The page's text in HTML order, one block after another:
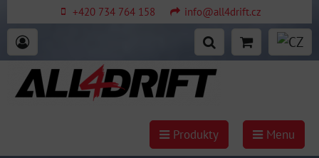
+420 734 764 158 info@all4drift.cz
Produkty Menu